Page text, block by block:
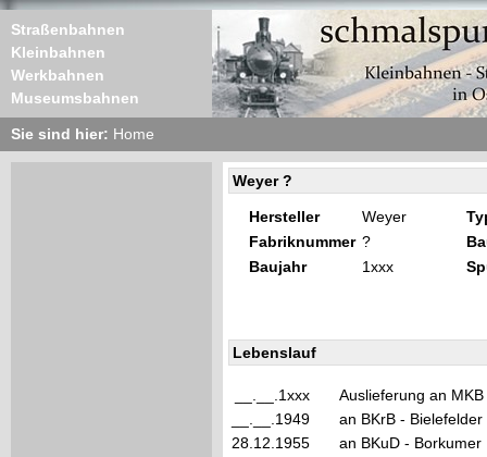
Straßenbahnen
Kleinbahnen
Werkbahnen
Museumsbahnen
Sie sind hier: Home
Weyer ?
Hersteller Weyer
Fabriknummer ?
Baujahr
1xxx
Lebenslauf
__.__.1xxx
Auslieferung an
__.__.1949
an BKrB -
28.12.1955
an BKuD -